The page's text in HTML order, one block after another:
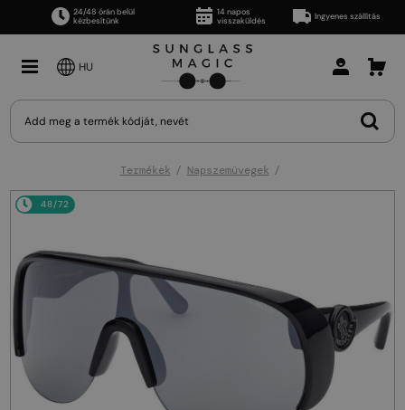
24/48 órán belül
kézbesítünk
14 napos
visszaküldés
Ingyenes szállítás
HU
Termékek Napszemüvegek
48/72